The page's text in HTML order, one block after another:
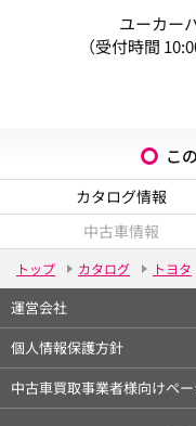
ユーカー
（受付時間
こ
カタログ情報
中古車情報
トップ カタログ トヨタ
運営会社
個人情報保護方針
中古車買取事業者様向けペ